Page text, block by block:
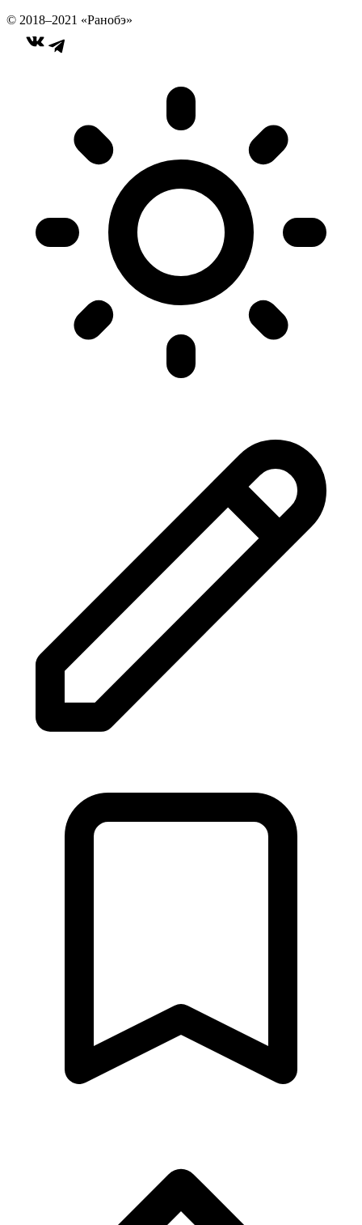
© 2018–2021 «Ранобэ»